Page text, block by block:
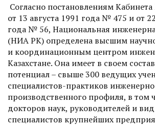
Согласно постановлениям
от 13 августа 1991 года № 475 и от
года № 56, Национальная
(НИА РК) определена высшим
и координационным центром
Казахстане. Она имеет в своем
потенциал – свыше 300 ведущих
специалистов-практиков
производственного профиля, в том
докторов наук, руководителей и
специалистов крупнейших